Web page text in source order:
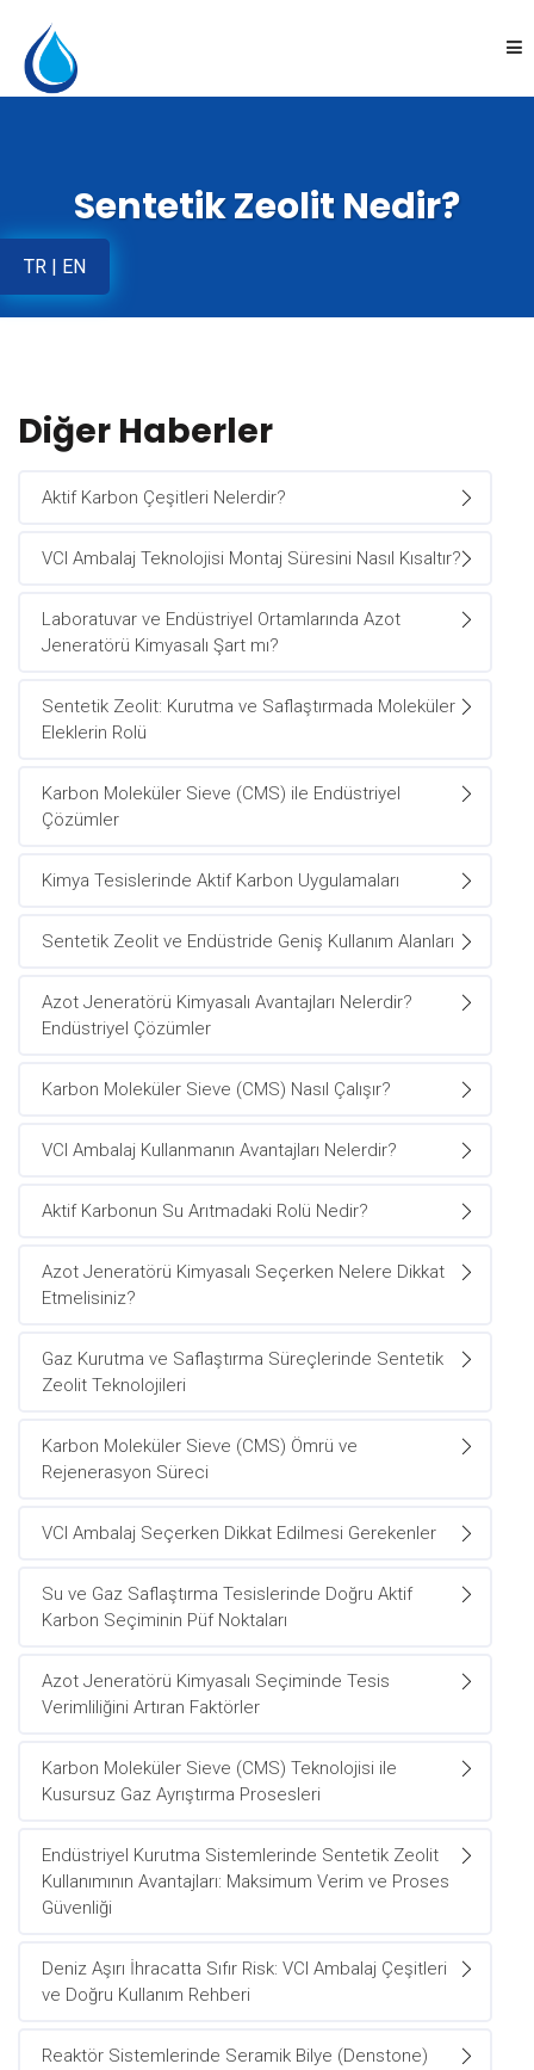
Kurumsal
Ürünler
Online Satış
İletişim
TR | EN
Sentetik Zeolit Nedir?
Diğer Haberler
Aktif Karbon Çeşitleri Nelerdir?
VCI Ambalaj Teknolojisi Montaj Süresini Nasıl Kısaltır?
Laboratuvar ve Endüstriyel Ortamlarında Azot
Jeneratörü Kimyasalı Şart mı?
Sentetik Zeolit: Kurutma ve Saflaştırmada Moleküler
Eleklerin Rolü
Karbon Moleküler Sieve (CMS) ile Endüstriyel
Çözümler
Kimya Tesislerinde Aktif Karbon Uygulamaları
Sentetik Zeolit ve Endüstride Geniş Kullanım Alanları
Azot Jeneratörü Kimyasalı Avantajları Nelerdir?
Endüstriyel Çözümler
Karbon Moleküler Sieve (CMS) Nasıl Çalışır?
VCI Ambalaj Kullanmanın Avantajları Nelerdir?
Aktif Karbonun Su Arıtmadaki Rolü Nedir?
Azot Jeneratörü Kimyasalı Seçerken Nelere Dikkat
Etmelisiniz?
Gaz Kurutma ve Saflaştırma Süreçlerinde Sentetik
Zeolit Teknolojileri
Karbon Moleküler Sieve (CMS) Ömrü ve
Rejenerasyon Süreci
VCI Ambalaj Seçerken Dikkat Edilmesi Gerekenler
Su ve Gaz Saflaştırma Tesislerinde Doğru Aktif
Karbon Seçiminin Püf Noktaları
Azot Jeneratörü Kimyasalı Seçiminde Tesis
Verimliliğini Artıran Faktörler
Karbon Moleküler Sieve (CMS) Teknolojisi ile
Kusursuz Gaz Ayrıştırma Prosesleri
Endüstriyel Kurutma Sistemlerinde Sentetik Zeolit
Kullanımının Avantajları: Maksimum Verim ve Proses
Güvenliği
Deniz Aşırı İhracatta Sıfır Risk: VCI Ambalaj Çeşitleri
ve Doğru Kullanım Rehberi
Reaktör Sistemlerinde Seramik Bilye (Denstone)